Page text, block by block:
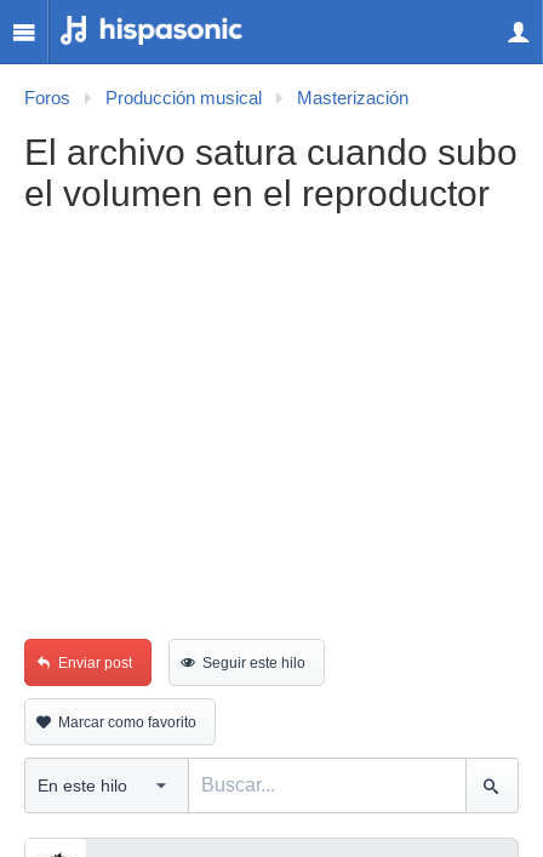
Foros Producción musical Masterización
El archivo satura cuando subo
el volumen en el reproductor
Enviar post Seguir este hilo
Marcar como favorito